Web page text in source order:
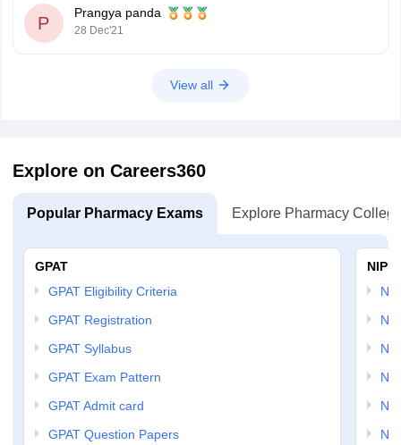
5. Shyam University, Dausa
6. SNMC Jodhpur
P
Prangya panda
28 Dec'21
View all
Explore on Careers360
Popular Pharmacy Exams Explore Pharmacy
GPAT
GPAT Eligibility Criteria
GPAT Registration
GPAT Syllabus
GPAT Exam Pattern
GPAT Admit card
GPAT Question Papers